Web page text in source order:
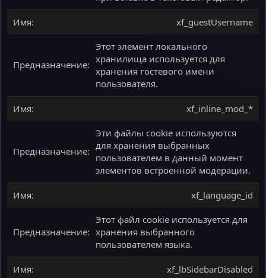
xf_guestUsername
Этот элемент локального
хранилища используется для
хранения гостевого имени
пользователя.
xf_inline_mod_*
Эти файлы cookie используются
для хранения выбранных
пользователем в данный момент
элементов встроенной модерации.
xf_language_id
Этот файл cookie используется для
хранения выбранного
пользователем языка.
xf_lbSidebarDisabled